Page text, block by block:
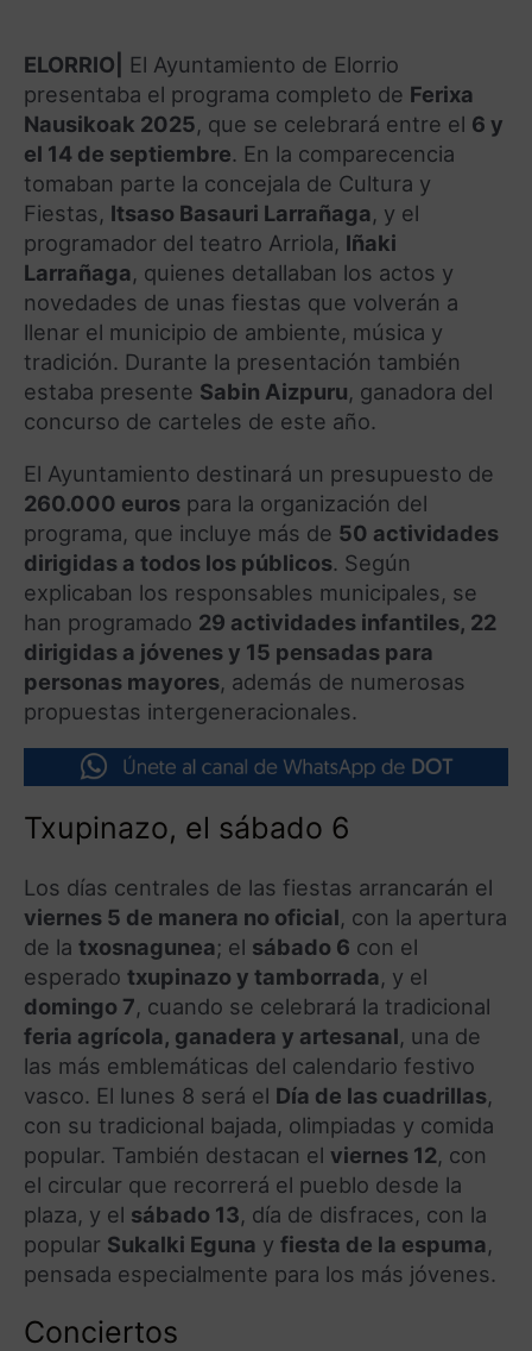
ELORRIO|
El Ayuntamiento de Elorrio
presentaba el programa completo de Ferixa
Nausikoak 2025, que se celebrará entre el 6 y
el 14 de septiembre. En la comparecencia
tomaban parte la concejala de Cultura y
Fiestas, Itsaso Basauri Larrañaga, y el
programador del teatro Arriola, Iñaki
Larrañaga, quienes detallaban los actos y
novedades de unas fiestas que volverán a
llenar el municipio de ambiente, música y
tradición. Durante la presentación también
estaba presente Sabin Aizpuru, ganadora del
concurso de carteles de este año.
El Ayuntamiento destinará un presupuesto de
260.000 euros para la organización del
programa, que incluye más de 50 actividades
dirigidas a todos los públicos. Según
explicaban los responsables municipales, se
han programado 29 actividades infantiles, 22
dirigidas a jóvenes y 15 pensadas para
personas mayores, además de numerosas
propuestas intergeneracionales.
Txupinazo, el sábado 6
Los días centrales de las fiestas arrancarán el
viernes 5 de manera no oficial, con la apertura
de la txosnagunea; el sábado 6 con el
esperado txupinazo y tamborrada, y el
domingo 7, cuando se celebrará la tradicional
feria agrícola, ganadera y artesanal, una de
las más emblemáticas del calendario festivo
vasco. El lunes 8 será el Día de las cuadrillas,
con su tradicional bajada, olimpiadas y comida
popular. También destacan el viernes 12, con
el circular que recorrerá el pueblo desde la
plaza, y el sábado 13, día de disfraces, con la
popular Sukalki Eguna y fiesta de la espuma,
pensada especialmente para los más jóvenes.
Conciertos